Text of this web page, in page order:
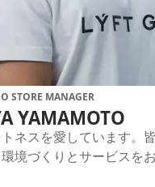
STORE MANAGER
YAMAMOTO
ネスを愛しています。
境づくりとサービスを